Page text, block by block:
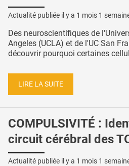
Actualité publiée il y a 1 mois 1
Des neuroscientifiques de
Angeles (UCLA) et de l'UC San
découvrir pourquoi certaines
LIRE LA SUITE
COMPULSIVITÉ :
circuit cérébral des
Actualité publiée il y a 1 mois 1